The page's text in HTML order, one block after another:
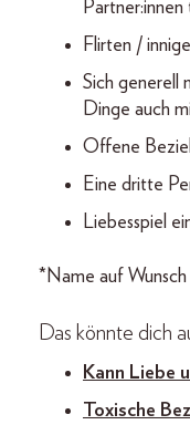
Partner:innen
Flirten /
Sich generell
Dinge auch
Offene
Eine dritte
Liebesspiel
*Name auf
Das könnte dich
Kann Liebe
Toxische